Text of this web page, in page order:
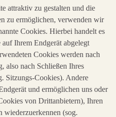
attraktiv zu gestalten und die
zu ermöglichen, verwenden wir
Cookies. Hierbei handelt es
Ihrem Endgerät abgelegt
Cookies werden nach
also nach Schließen Ihres
Sitzungs-Cookies). Andere
und ermöglichen uns oder
von Drittanbietern), Ihren
wiederzuerkennen (sog.